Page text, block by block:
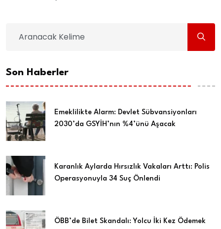
Son Haberler
Emeklilikte Alarm: Devlet Sübvansiyonları
2030’da GSYİH’nın %4’ünü Aşacak
Karanlık Aylarda Hırsızlık Vakaları Arttı: Polis
Operasyonuyla 34 Suç Önlendi
ÖBB’de Bilet Skandalı: Yolcu İki Kez Ödemek